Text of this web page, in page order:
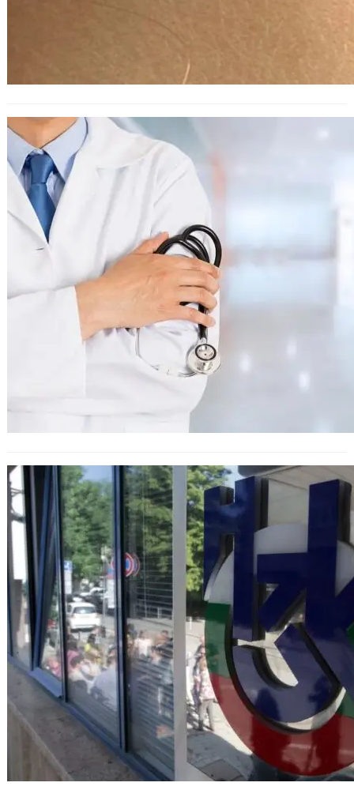
Медик от Варна застава пред съда
заради фатален случай с пациент
Повече здравна информация
онлайн: НЗОК обединява бази
данни за по-добро обслужване